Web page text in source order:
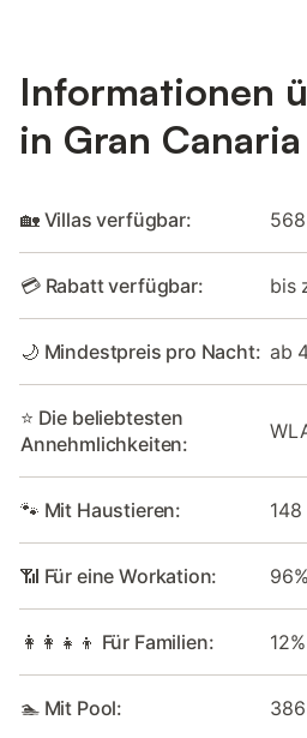
Informationen
in Gran Canaria
🏡 Villas verfügbar:
💳 Rabatt verfügbar: bis
🌙 Mindestpreis pro Nacht: ab
⭐ Die beliebtesten
Annehmlichkeiten:
🐾 Mit Haustieren:
📶 Für eine Workation:
👩‍👩‍👧‍👦 Für Familien:
🏊 Mit Pool: